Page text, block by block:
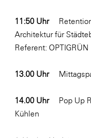
11:50 Uhr
Architektur für
Referent: OPTIGRÜN
13.00 Uhr
14.00 UhrPop Up
Kühlen